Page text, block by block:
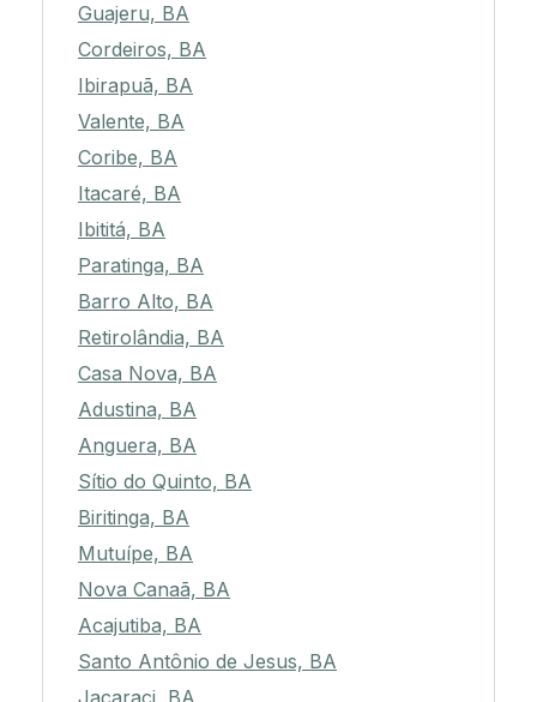
Guajeru, BA
Cordeiros, BA
Ibirapuã, BA
Valente, BA
Coribe, BA
Itacaré, BA
Ibititá, BA
Paratinga, BA
Barro Alto, BA
Retirolândia, BA
Casa Nova, BA
Adustina, BA
Anguera, BA
Sítio do Quinto, BA
Biritinga, BA
Mutuípe, BA
Nova Canaã, BA
Acajutiba, BA
Santo Antônio de Jesus, BA